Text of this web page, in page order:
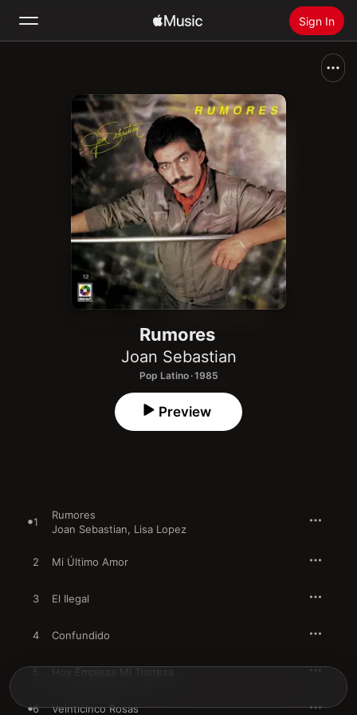
Sign In
Home
Radio
Install Apple Music
Rumores
Joan Sebastian
Pop Latino · 1985
Preview
1
Rumores
Joan Sebastian, Lisa Lopez
2 Mi Último Amor
3 El Ilegal
4 Confundido
Hoy Empieza Mi Tristeza
6 Veinticinco Rosas